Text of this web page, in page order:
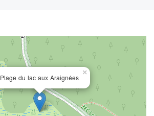
Plage du lac aux Araignées
×